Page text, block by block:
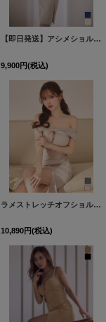
【即日発送】アシメショルダースリットミディアムドレス/キャバドレス【S-Lサイズ/2カラー】[OF03]【IM】dzqFV
9,900円(税込)
ラメストレッチオフショルミディアムドレス/キャバドレス【S-Lサイズ/2カラー】[OF03]【YN】dzwsFV
10,890円(税込)